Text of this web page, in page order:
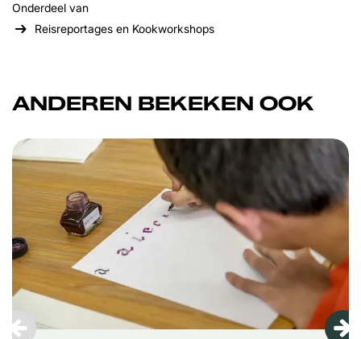
Onderdeel van
Reisreportages en Kookworkshops
ANDEREN BEKEKEN OOK
Overslaan